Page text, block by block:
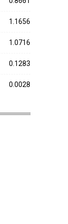
1.1656
1.0716
0.1283
0.0028